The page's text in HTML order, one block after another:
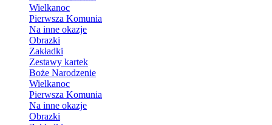
Wielkanoc
Pierwsza Komunia
Na inne okazje
Obrazki
Zakładki
Zestawy kartek
Boże Narodzenie
Wielkanoc
Pierwsza Komunia
Na inne okazje
Obrazki